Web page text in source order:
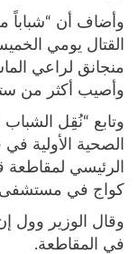
وأضاف أن “شباباً
القتال يومي
منجانق لراعي
وأصيب أكثر من
وتابع “نُقِل
الصحية الأولية
الرئيسي لمقاطعة
كواج في مستشفى
وقال الوزير وول
في المقاطعة.